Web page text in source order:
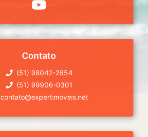
Contato
(51) 98042-2654
(51) 99906-0301
contato@expertimoveis.net